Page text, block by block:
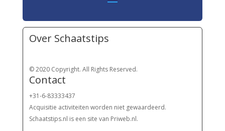
Over Schaatstips
© 2020 Copyright. All Rights Reserved.
Contact
+31-6-83333437
Acquisitie activiteiten worden niet gewaardeerd.
Schaatstips.nl is een site van Priweb.nl.